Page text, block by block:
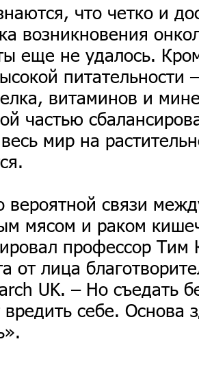
что четко и
возникновения
еще не удалось.
питательности
витаминов и
частью
мир на
связи
мясом и раком
профессор Тим
от лица
UK. – Но съедать
себе. Основа